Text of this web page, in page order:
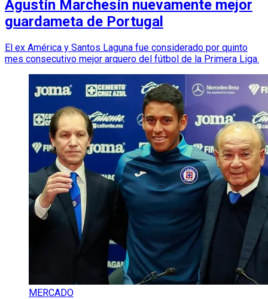
Agustín Marchesín nuevamente mejor
guardameta de Portugal
El ex América y Santos Laguna fue considerado por quinto
mes consecutivo mejor arquero del fútbol de la Primera Liga.
MERCADO